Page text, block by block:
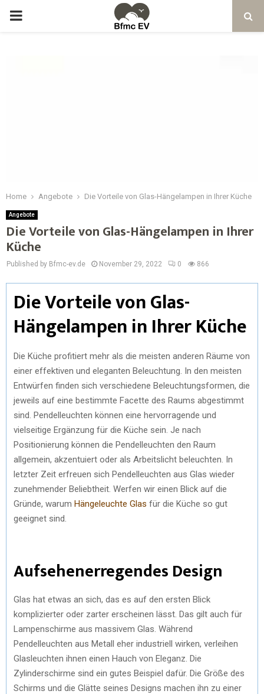
Home Angebote Die Vorteile von Glas-Hängelampen in Ihrer Küche
Angebote
Die Vorteile von Glas-Hängelampen in Ihrer
Küche
Published by Bfmc-ev.de November 29, 2022 0 866
Die Vorteile von Glas-
Hängelampen in Ihrer Küche
Die Küche profitiert mehr als die meisten anderen Räume von
einer effektiven und eleganten Beleuchtung. In den meisten
Entwürfen finden sich verschiedene Beleuchtungsformen, die
jeweils auf eine bestimmte Facette des Raums abgestimmt
sind. Pendelleuchten können eine hervorragende und
vielseitige Ergänzung für die Küche sein. Je nach
Positionierung können die Pendelleuchten den Raum
allgemein, akzentuiert oder als Arbeitslicht beleuchten. In
letzter Zeit erfreuen sich Pendelleuchten aus Glas wieder
zunehmender Beliebtheit. Werfen wir einen Blick auf die
Gründe, warum Hängeleuchte Glas für die Küche so gut
geeignet sind.
Aufsehenerregendes Design
Glas hat etwas an sich, das es auf den ersten Blick
komplizierter oder zarter erscheinen lässt. Das gilt auch für
Lampenschirme aus massivem Glas. Während
Pendelleuchten aus Metall eher industriell wirken, verleihen
Glasleuchten ihnen einen Hauch von Eleganz. Die
Zylinderschirme sind ein gutes Beispiel dafür. Die Größe des
Schirms und die Glätte seines Designs machen ihn zu einer